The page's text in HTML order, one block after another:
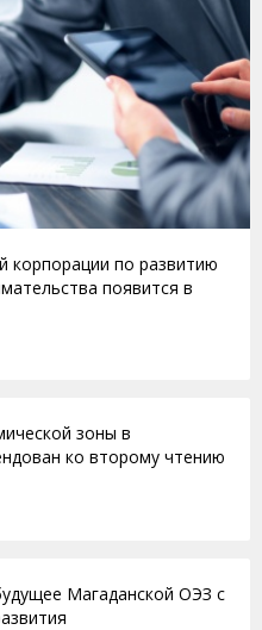
корпорации по развитию
появится в
зоны в
ко второму чтению
Магаданской ОЭЗ с